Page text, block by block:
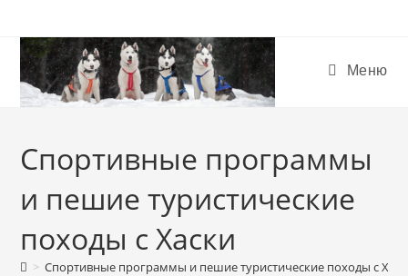
Меню
Спортивные программы
и пешие туристические
походы с Хаски
> Спортивные программы и пешие туристические походы с